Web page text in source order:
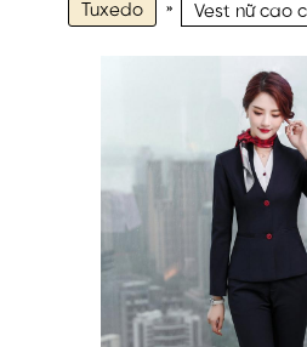
Tuxedo » Vest nữ cao